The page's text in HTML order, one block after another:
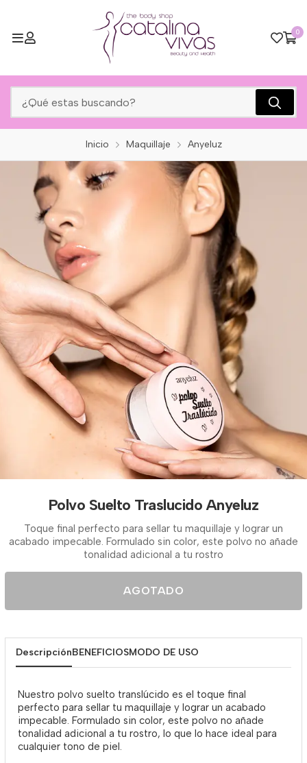
0
Inicio Maquillaje Anyeluz
Polvo Suelto Traslucido Anyeluz
Toque final perfecto para sellar tu maquillaje y lograr un
acabado impecable. Formulado sin color, este polvo no añade
tonalidad adicional a tu rostro
AGOTADO
DescripciónBENEFICIOSMODO DE USO
Nuestro polvo suelto translúcido es el toque final
perfecto para sellar tu maquillaje y lograr un acabado
impecable. Formulado sin color, este polvo no añade
tonalidad adicional a tu rostro, lo que lo hace ideal para
cualquier tono de piel.